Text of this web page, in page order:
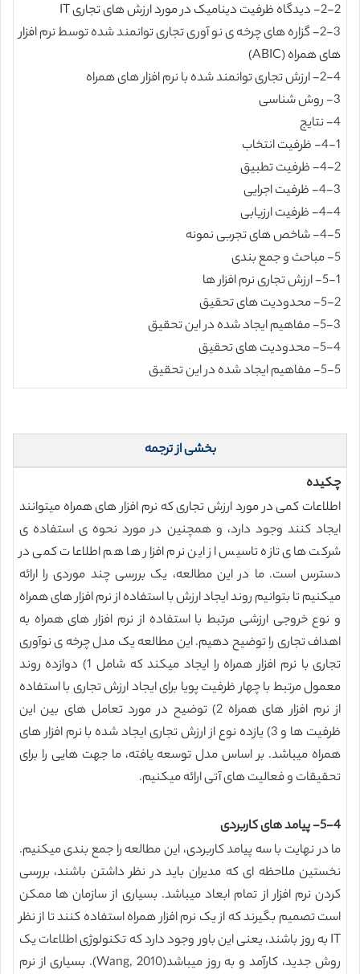
2-2- دیدگاه ظرفیت دینامیک در مورد ارزش های تجاری IT
2-3- گزاره های چرخه ی نو آوری تجاری توانمند شده توسط نرم افزار
های همراه (ABIC)
2-4- ارزش تجاری توانمند شده با نرم افزار های همراه
3- روش شناسی
4- نتایج
4-1- ظرفیت انتخاب
4-2- ظرفیت تطبیق
4-3- ظرفیت اجرایی
4-4- ظرفیت ارزیابی
4-5- شاخص های تجربی نمونه
5- مباحث و جمع بندی
5-1- ارزش تجاری نرم افزار ها
5-2- محدودیت های تحقیق
5-3- مفاهیم ایجاد شده در این تحقیق
5-4- محدودیت های تحقیق
5-5- مفاهیم ایجاد شده در این تحقیق
بخشی از ترجمه
چکیده
اطلاعات کمی در مورد ارزش تجاری که نرم افزار های همراه میتوانند
ایجاد کنند وجود دارد، و همچنین در مورد نحوه ی استفاده ی
شرکت های تازه تاسیس از این نرم افزار ها هم اطلاعات کمی در
دسترس است. ما در این مطالعه، یک بررسی چند موردی را ارائه
میکنیم تا بتوانیم روند ایجاد ارزش با استفاده از نرم افزار های همراه
و نوع خروجی ارزشی مرتبط با استفاده از نرم افزار های همراه به
اهداف تجاری را توضیح دهیم. این مطالعه یک مدل چرخه ی نوآوری
تجاری با نرم افزار همراه را ایجاد میکند که شامل 1) دوازده روند
معمول مرتبط با چهار ظرفیت پویا برای ایجاد ارزش تجاری با استفاده
از نرم افزار های همراه 2) توضیح در مورد تعامل های بین این
ظرفیت ها و 3) یازده نوع از ارزش تجاری ایجاد شده با نرم افزار های
همراه میباشد. بر اساس مدل توسعه یافته، ما جهت هایی را برای
تحقیقات و فعالیت های آتی ارائه میکنیم.
5-4- پیامد های کاربردی
ما در نهایت با سه پیامد کاربردی، این مطالعه را جمع بندی میکنیم.
نخستین ملاحظه ای که مدیران باید در نظر داشتن باشند، بررسی
کردن نرم افزار از تمام ابعاد میباشد. بسیاری از سازمان ها ممکن
است تصمیم بگیرند که از یک نرم افزار همراه استفاده کنند تا از نظر
IT به روز باشند، یعنی این باور وجود دارد که تکنولوژی اطلاعات یک
روش جدید، کارآمد و به روز میباشد(Wang, 2010). بسیاری از نرم